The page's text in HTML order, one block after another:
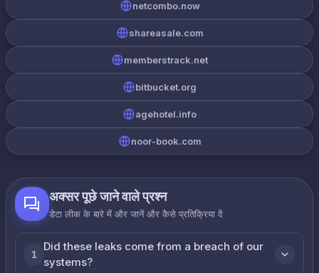
netcombo.now
shareasale.com
memberstrack.net
bitbucket.org
agehotel.info
noor-book.com
अक्सर पूछे जाने वाले प्रश्न
डेटा लीक के बारे में और जानें और कैसे प्रतिक्रिया दें
1
Did these leaks come from a breach of our
systems?